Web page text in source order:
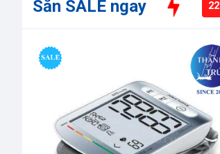
LiênSăn SALE ngay 22